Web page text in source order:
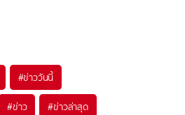
#ข่าววันนี้
#ข่าว #ข่าวล่าสุด